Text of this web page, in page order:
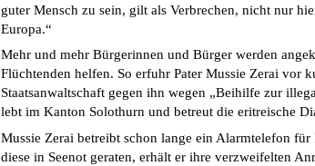
guter Mensch zu sein, gilt als Verbrechen, nicht nur
Europa.“
Mehr und mehr Bürgerinnen und Bürger werden
Flüchtenden helfen. So erfuhr Pater Mussie Zerai vor
Staatsanwaltschaft gegen ihn wegen „Beihilfe zur
lebt im Kanton Solothurn und betreut die eritreische
Mussie Zerai betreibt schon lange ein Alarmtelefon
diese in Seenot geraten, erhält er ihre verzweifelten